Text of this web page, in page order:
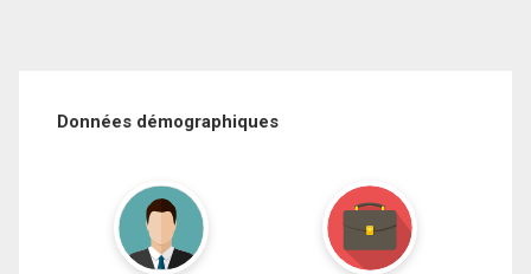
Données démographiques